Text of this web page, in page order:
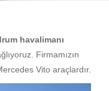
havalimanı
Firmamızın
Vito araçlardır.